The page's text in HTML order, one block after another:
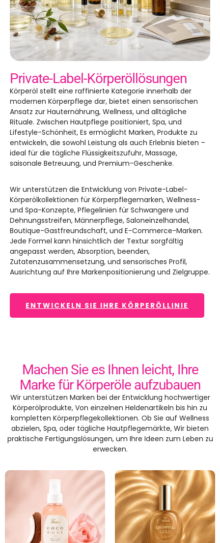
ERSTELLEN SIE IHRE KÖRPERÖLFORMEL
Private-Label-Körperöllösungen
Körperöl stellt eine raffinierte Kategorie innerhalb der
modernen Körperpflege dar, bietet einen sensorischen
Ansatz zur Hauternährung, Wellness, und alltägliche
Rituale. Zwischen Hautpflege positioniert, Spa, und
Lifestyle-Schönheit, Es ermöglicht Marken, Produkte zu
entwickeln, die sowohl Leistung als auch Erlebnis bieten –
ideal für die tägliche Flüssigkeitszufuhr, Massage,
saisonale Betreuung, und Premium-Geschenke.
Wir unterstützen die Entwicklung von Private-Label-
Körperölkollektionen für Körperpflegemarken, Wellness-
und Spa-Konzepte, Pflegelinien für Schwangere und
Dehnungsstreifen, Männerpflege, Saloneinzelhandel,
Boutique-Gastfreundschaft, und E-Commerce-Marken.
Jede Formel kann hinsichtlich der Textur sorgfältig
angepasst werden, Absorption, beenden,
Zutatenzusammensetzung, und sensorisches Profil,
Ausrichtung auf Ihre Markenpositionierung und Zielgruppe.
ENTWICKELN SIE IHRE KÖRPERÖLLINIE
Machen Sie es Ihnen leicht, Ihre
Marke für Körperöle aufzubauen
Wir unterstützen Marken bei der Entwicklung hochwertiger
Körperölprodukte, Von einzelnen Heldenartikeln bis hin zu
kompletten Körperpflegekollektionen. Ob Sie auf Wellness
abzielen, Spa, oder tägliche Hautpflegemärkte, Wir bieten
praktische Fertigungslösungen, um Ihre Ideen zum Leben zu
erwecken.